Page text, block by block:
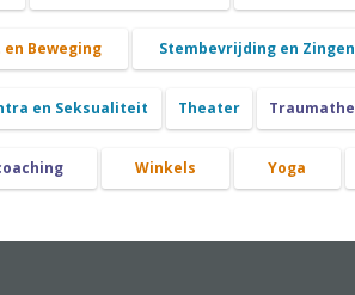
en Beweging Stembevrijding en Zingen
en Seksualiteit Theater
Winkels Yoga